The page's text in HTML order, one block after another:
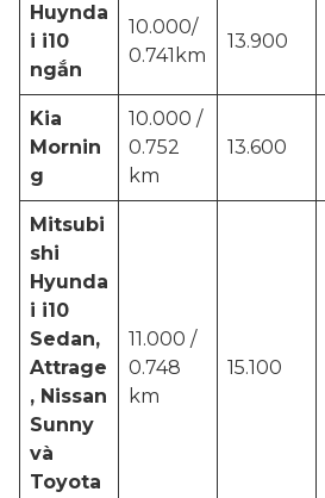
Huynda
i i10
ngắn
10.000/
0.741km
13.900
Kia
Mornin
g
10.000 /
0.752
km
13.600
Mitsubi
shi
Hyunda
i i10
Sedan,
Attrage
, Nissan
Sunny
và
Toyota
11.000 /
0.748
km
15.100